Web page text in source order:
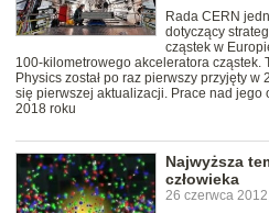
Rada CERN
dotyczący
cząstek w
100-kilometrowego akceleratora cząstek.
Physics został po raz pierwszy przyjęty w
się pierwszej aktualizacji. Prace nad jego
2018 roku
Najwyższa
człowieka
26 czerwca